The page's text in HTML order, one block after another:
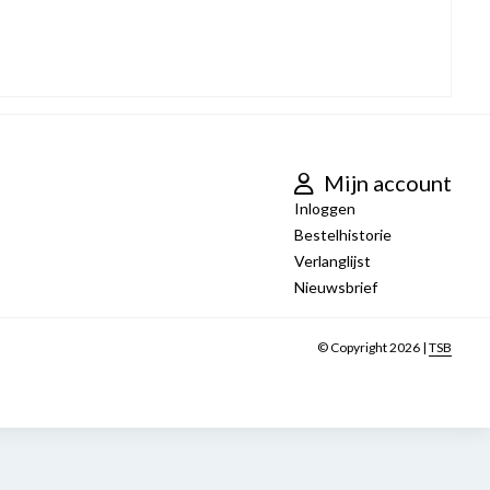
Mijn account
Inloggen
Bestelhistorie
Verlanglijst
Nieuwsbrief
© Copyright 2026 | TSB